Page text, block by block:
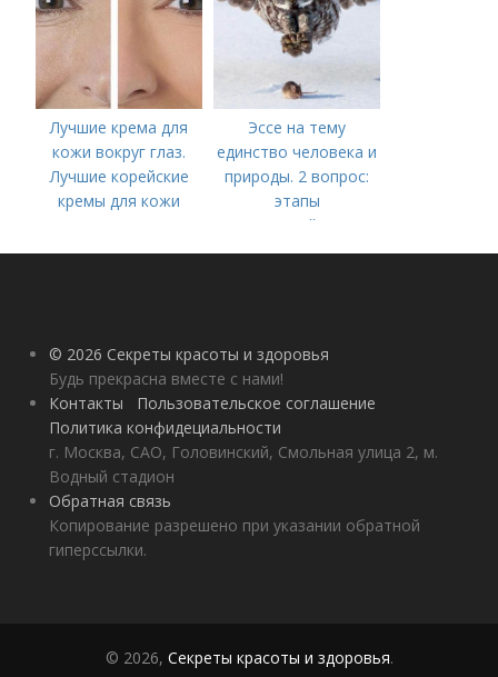
Лучшие крема для
кожи вокруг глаз.
Лучшие корейские
кремы для кожи
году
Эссе на тему
единство человека и
природы. 2 вопрос:
этапы
взаимодействия
природного и
© 2026 Секреты красоты и здоровья
Будь прекрасна вместе с нами!
Контакты
Пользовательское соглашение
Политика конфидециальности
г. Москва, САО, Головинский, Смольная улица 2, м.
Водный стадион
Обратная связь
Копирование разрешено при указании обратной
гиперссылки.
© 2026, Секреты красоты и здоровья.